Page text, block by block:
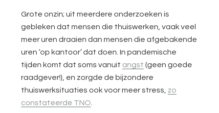
Grote onzin; uit meerdere onderzoeken is
gebleken dat mensen die thuiswerken, vaak veel
meer uren draaien dan mensen die afgebakende
uren ‘op kantoor’ dat doen. In pandemische
tijden komt dat soms vanuit angst (geen goede
raadgever!), en zorgde de bijzondere
thuiswerksituaties ook voor meer stress, zo
constateerde TNO